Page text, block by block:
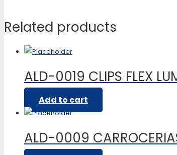
Related products
ALD-0019 CLIPS FLEX
Add to cart
ALD-0009